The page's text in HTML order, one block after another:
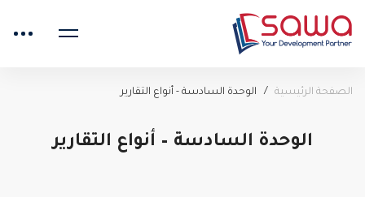
الصفحة الرئيسية الوحدة السادسة - أنواع التقارير
الوحدة السادسة – أنواع التقارير